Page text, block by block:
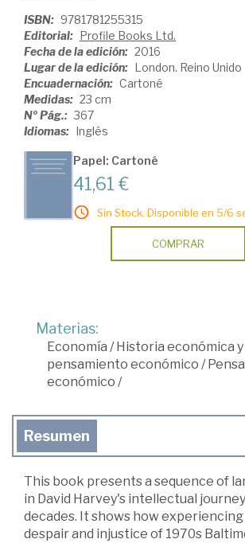
ISBN: 9781781255315
Editorial: Profile Books Ltd.
Fecha de la edición: 2016
Lugar de la edición: London. Reino Unido
Encuadernación: Cartoné
Medidas: 23 cm
Nº Pág.: 367
Idiomas: Inglés
Papel: Cartoné
41,61 €
Sin Stock. Disponible en 5/6
COMPRAR
Materias:
Economía / Historia económica y
pensamiento económico /
económico /
Resumen
This book presents a sequence of
in David Harvey's intellectual
decades. It shows how
despair and injustice of 1970s